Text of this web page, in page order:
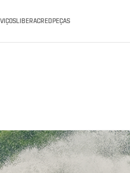
LIBERACREDPEÇAS